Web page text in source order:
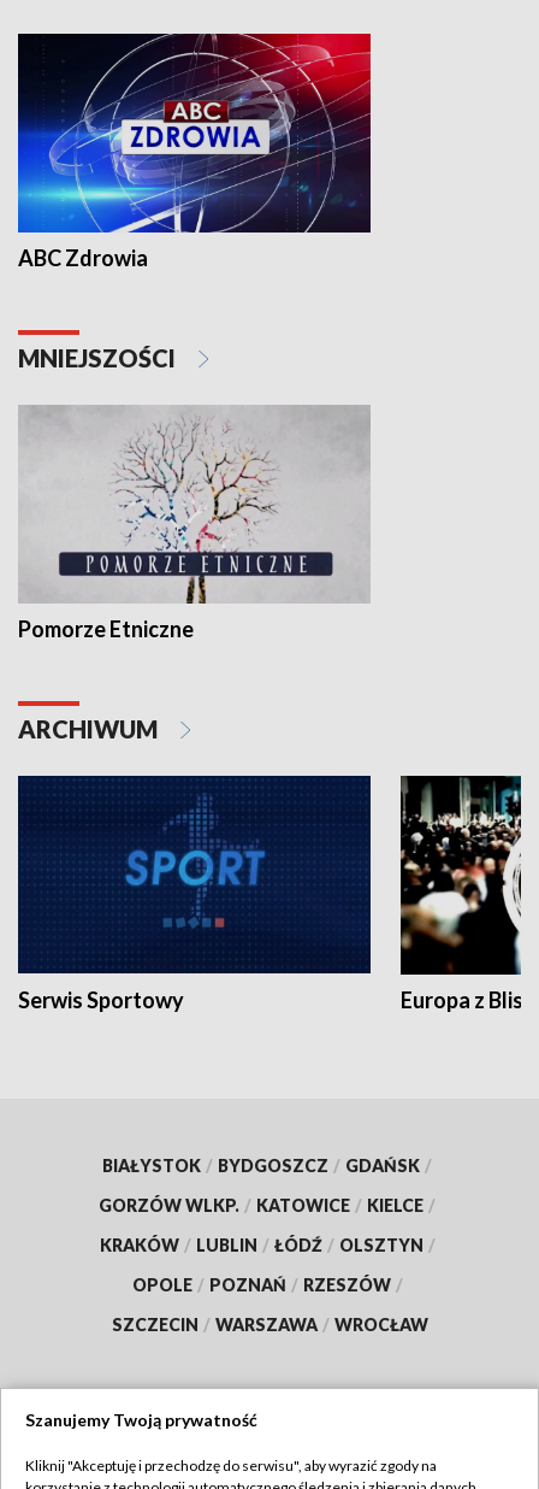
ABC Zdrowia
MNIEJSZOŚCI
Pomorze Etniczne
ARCHIWUM
Serwis Sportowy Europa z
BIAŁYSTOK / BYDGOSZCZ / GDAŃSK /
GORZÓW WLKP. / KATOWICE / KIELCE /
KRAKÓW / LUBLIN / ŁÓDŹ / OLSZTYN /
OPOLE / POZNAŃ / RZESZÓW /
SZCZECIN / WARSZAWA / WROCŁAW
Szanujemy Twoją prywatność
Kliknij "Akceptuję i przechodzę do serwisu", aby wyrazić zgody na